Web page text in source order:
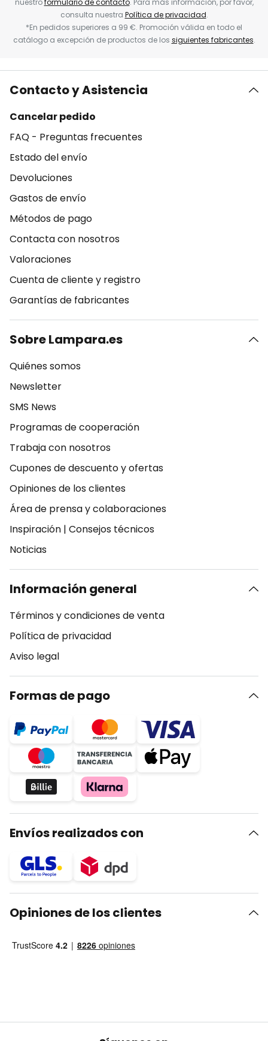
nuestroformulario de contacto. Para más información, por favor,
consulta nuestra Política de privacidad.
*En pedidos superiores a 99 €. Promoción válida en todo el
catálogo a excepción de productos de los siguientes fabricantes.
Contacto y Asistencia
Cancelar pedido
FAQ - Preguntas frecuentes
Estado del envío
Devoluciones
Gastos de envío
Métodos de pago
Contacta con nosotros
Valoraciones
Cuenta de cliente y registro
Garantías de fabricantes
Sobre Lampara.es
Quiénes somos
Newsletter
SMS News
Programas de cooperación
Trabaja con nosotros
Cupones de descuento y ofertas
Opiniones de los clientes
Área de prensa y colaboraciones
Inspiración | Consejos técnicos
Noticias
Información general
Términos y condiciones de venta
Política de privacidad
Aviso legal
Formas de pago
Envíos realizados con
Opiniones de los clientes